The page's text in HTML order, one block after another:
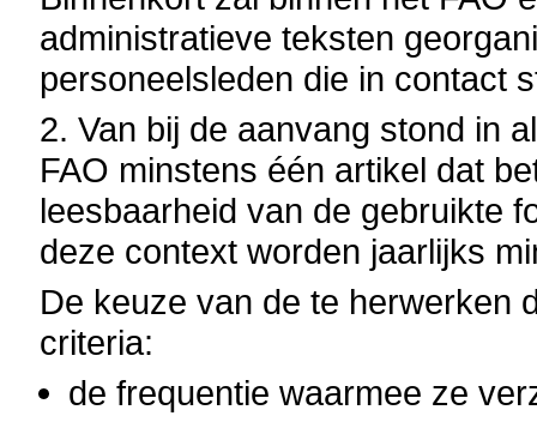
administratieve teksten
personeelsleden die in contact
2. Van bij de aanvang stond in
FAO minstens één artikel dat
leesbaarheid van de gebruikte
deze context worden jaarlijks
De keuze van de te herwerken
criteria:
de frequentie waarmee ze